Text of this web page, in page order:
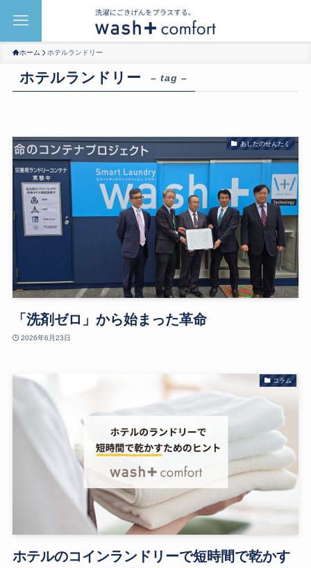
ホーム ホテルランドリー
ホテルランドリー – tag –
あしたのせんたく
「洗剤ゼロ」から始まった革命
2026年6月23日
コラム
ホテルのコインランドリーで短時間で乾かす